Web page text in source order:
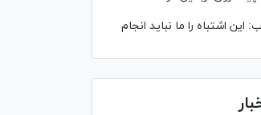
این اشتباه را ما نباید انجام